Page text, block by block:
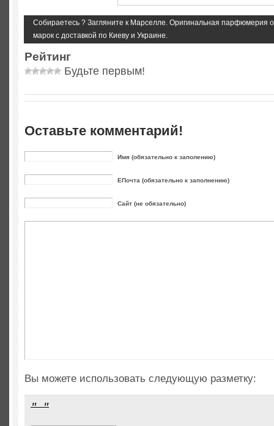
Собираетесь ? Загляните к Марселле. Оригинальная парфюмерия
марок с доставкой по Киеву и Украине.
Рейтинг
Будьте первым!
Оставьте комментарий!
Имя (обязательно к заполению)
ЕПочта (обязательно к заполнению)
Сайт (не обязательно)
Вы можете использовать следующую разметку: